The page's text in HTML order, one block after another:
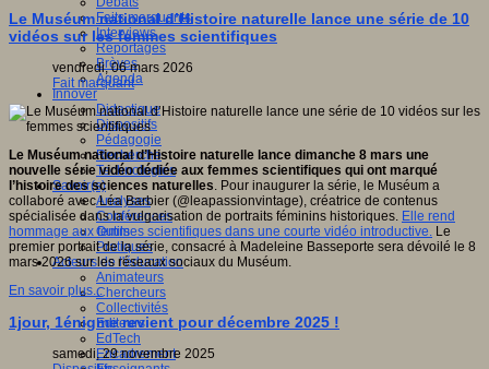
Faits marquants
Interviews
Reportages
Brèves
Agenda
Innover
Didactique
Dispositifs
Pédagogie
Recherche
Technologies
Savoir(s)
Analyses
Conférences
Outils
Pratiques
Acteurs de l'éducation
Animateurs
Chercheurs
Collectivités
Editeurs
EdTech
Encadrement
Le Muséum national d’Histoire naturelle lance une série de 10
vidéos sur les femmes scientifiques
vendredi, 06 mars 2026
Fait marquant
Le Muséum national d’Histoire naturelle lance dimanche 8 mars une
nouvelle série vidéo dédiée aux femmes scientifiques qui ont marqué
l’histoire des sciences naturelles. Pour inaugurer la série, le Muséum a
collaboré avec Léa Barbier (@leapassionvintage), créatrice de contenus
spécialisée dans la vulgarisation de portraits féminins historiques. Elle rend
hommage aux femmes scientifiques dans une courte vidéo introductive. Le
premier portrait de la série, consacré à Madeleine Basseporte sera dévoilé le 8
mars 2026 sur les réseaux sociaux du Muséum.
En savoir plus...
1jour, 1énigme revient pour décembre 2025 !
samedi, 29 novembre 2025